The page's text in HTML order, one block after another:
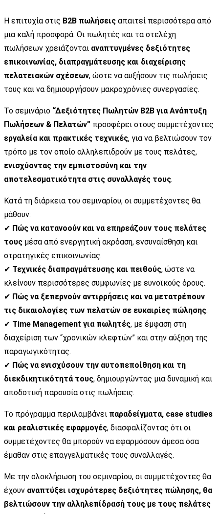
Η επιτυχία στις B2B πωλήσεις απαιτεί περισσότερα από
μια καλή προσφορά. Οι πωλητές και τα στελέχη
πωλήσεων χρειάζονται αναπτυγμένες δεξιότητες
επικοινωνίας, διαπραγμάτευσης και διαχείρισης
πελατειακών σχέσεων, ώστε να αυξήσουν τις πωλήσεις
τους και να δημιουργήσουν μακροχρόνιες συνεργασίες.
Το σεμινάριο “Δεξιότητες Πωλητών B2B για Ανάπτυξη
Πωλήσεων & Πελατών” προσφέρει στους συμμετέχοντες
εργαλεία και πρακτικές τεχνικές, για να βελτιώσουν τον
τρόπο με τον οποίο αλληλεπιδρούν με τους πελάτες,
ενισχύοντας την εμπιστοσύνη και την
αποτελεσματικότητα στις συναλλαγές τους.
Κατά τη διάρκεια του σεμιναρίου, οι συμμετέχοντες θα
μάθουν:
✔ Πώς να κατανοούν και να επηρεάζουν τους πελάτες
τους μέσα από ενεργητική ακρόαση, ενσυναίσθηση και
στρατηγικές επικοινωνίας.
✔ Τεχνικές διαπραγμάτευσης και πειθούς, ώστε να
κλείνουν περισσότερες συμφωνίες με ευνοϊκούς όρους.
✔ Πώς να ξεπερνούν αντιρρήσεις και να μετατρέπουν
τις δικαιολογίες των πελατών σε ευκαιρίες πώλησης.
✔ Time Management για πωλητές, με έμφαση στη
διαχείριση των “χρονικών κλεφτών” και στην αύξηση της
παραγωγικότητας.
✔ Πώς να ενισχύσουν την αυτοπεποίθηση και τη
διεκδικητικότητά τους, δημιουργώντας μια δυναμική και
αποδοτική παρουσία στις πωλήσεις.
Το πρόγραμμα περιλαμβάνει παραδείγματα, case studies
και ρεαλιστικές εφαρμογές, διασφαλίζοντας ότι οι
συμμετέχοντες θα μπορούν να εφαρμόσουν άμεσα όσα
έμαθαν στις επαγγελματικές τους συναλλαγές.
Με την ολοκλήρωση του σεμιναρίου, οι συμμετέχοντες θα
έχουν αναπτύξει ισχυρότερες δεξιότητες πώλησης, θα
βελτιώσουν την αλληλεπίδρασή τους με τους πελάτες